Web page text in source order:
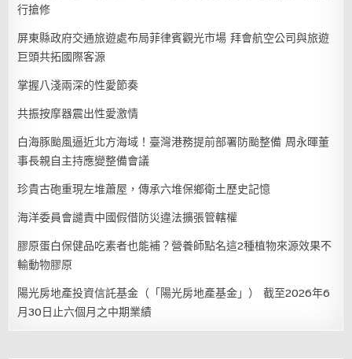
行搶修
屏東縣政府交通旅遊處布局菲律賓觀光市場 拜會航空公司與旅遊
巨頭共拓國際客源
掌握八淺兩深的性愛節奏
共振按摩器震出性愛激情
白海豚颱風逼近北方海域！臺灣港務提前部署防颱整備 周永暉董
事長親自主持應變整備會議
珍貴古砲重現左堆蕭屋，傳承六堆保鄉衛土歷史記憶
海洋委員會譴責中國假借防災違法擴張管轄權
膠原蛋白保健品吃素者也能補？營養師點名這2種植物來源效果不
輸動物膠原
陽光房地產投資信託基金（「陽光房地產基金」） 截至2026年6
月30日止六個月之中期業績